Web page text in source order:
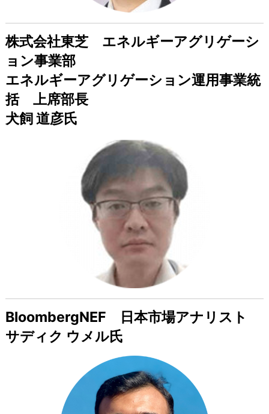
株式会社東芝 エネルギーアグリゲーシ
ョン事業部
エネルギーアグリゲーション運用事業統
括 上席部長
犬飼 道彦氏
BloombergNEF 日本市場アナリスト​
サディク ウメル氏